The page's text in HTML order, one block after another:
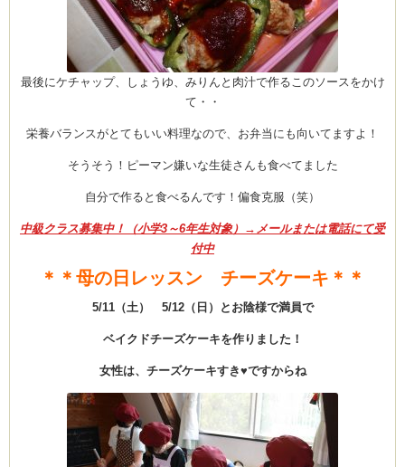
最後にケチャップ、しょうゆ、みりんと肉汁で作るこのソースをかけ
て・・
栄養バランスがとてもいい料理なので、お弁当にも向いてますよ！
そうそう！ピーマン嫌いな生徒さんも食べてました
自分で作ると食べるんです！偏食克服（笑）
中級クラス募集中！（小学3～6年生対象）→メールまたは電話にて受
付中
＊＊母の日レッスン チーズケーキ＊＊
5/11（土） 5/12（日）とお陰様で満員で
ベイクドチーズケーキを作りました！
女性は、チーズケーキすき♥ですからね